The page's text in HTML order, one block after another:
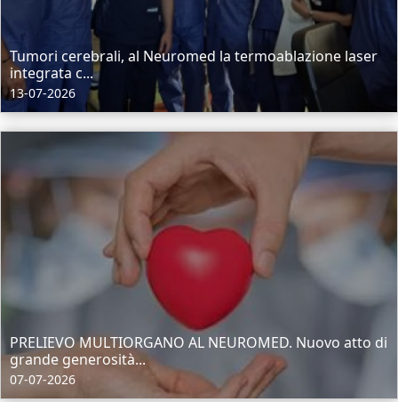
Tumori cerebrali, al Neuromed la termoablazione laser
integrata c...
13-07-2026
PRELIEVO MULTIORGANO AL NEUROMED. Nuovo atto di
grande generosità...
07-07-2026